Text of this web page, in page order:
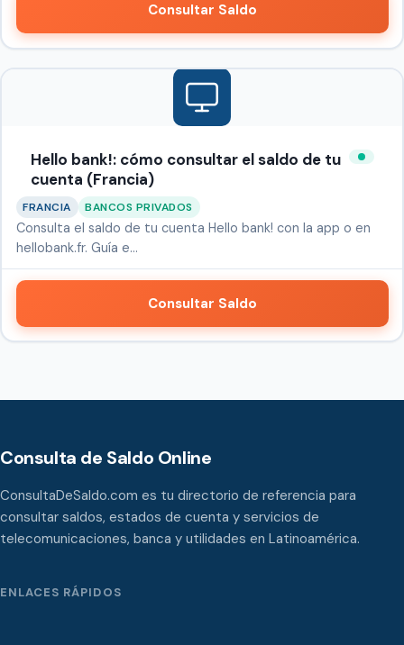
Consultar Saldo
Hello bank!: cómo consultar el saldo de tu
cuenta (Francia)
FRANCIA BANCOS PRIVADOS
Consulta el saldo de tu cuenta Hello bank! con la app o en
hellobank.fr. Guía e…
Consultar Saldo
Consulta de Saldo Online
ConsultaDeSaldo.com es tu directorio de referencia para
consultar saldos, estados de cuenta y servicios de
telecomunicaciones, banca y utilidades en Latinoamérica.
ENLACES RÁPIDOS